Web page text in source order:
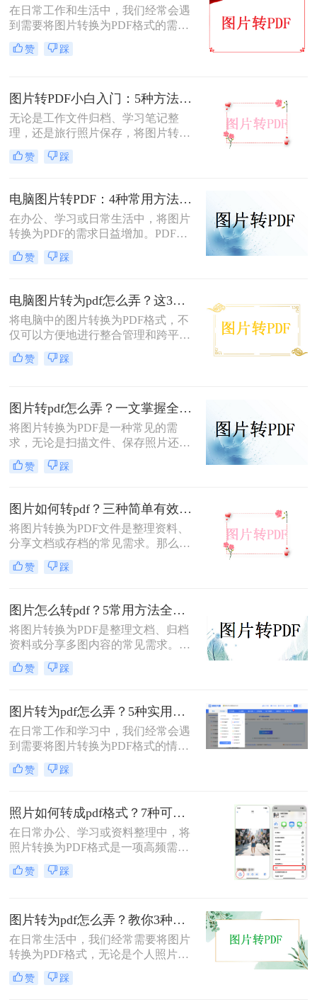
在日常工作和生活中，我们经常会遇
到需要将图片转换为PDF格式的需
求。无论是为了方便存档、分享或打
印，将图片转换为PDF格式是一项很
简便方法来帮助您免费将图片转换为
PDF格式。
赞 踩
图片转PDF小白入门：5种方法从最简单到最专业逐步升级！
无论是工作文件归档、学习笔记整
理，还是旅行照片保存，将图片转换
为PDF都能让内容更规范、更易分
享。那么如何图片转pdf呢？本文提供
5种常用方法，3分钟即可学会！
赞 踩
电脑图片转PDF：4种常用方法按Windows和Mac系统分别推荐！
在办公、学习或日常生活中，将图片
转换为PDF的需求日益增加。PDF格
式因其跨平台兼容性、可编辑性和安
全性，成为文档分享和存储的首选。
作系统自带工具、专业软件及在线服
务，帮助您高效完成图片到PDF的转
换。
赞 踩
电脑图片转为pdf怎么弄？这3种方法值得尝试！
将电脑中的图片转换为PDF格式，不
仅可以方便地进行整合管理和跨平台
查看，还能有效保护图片的原始质量
和隐私信息。那么电脑图片转为pdf怎
片到PDF的转换。
赞 踩
图片转pdf怎么弄？一文掌握全平台方法！
将图片转换为PDF是一种常见的需
求，无论是扫描文件、保存照片还是
整理资料，PDF格式都能更好地保证
内容的完整性和兼容性。那么图片转
机、在线工具等多种转换方法，总有
一种适合你！
赞 踩
图片如何转pdf？三种简单有效的方法分享！
将图片转换为PDF文件是整理资料、
分享文档或存档的常见需求。那么图
片如何转pdf呢？本文将介绍三种简单
有效的方法，助您快速完成转换。
赞 踩
图片怎么转pdf？5常用方法全攻略！
将图片转换为PDF是整理文档、归档
资料或分享多图内容的常见需求。那
么图片怎么转pdf呢？本文系统梳理5
类主流方法，助你快速实现图片转
赞 踩
图片转为pdf怎么弄？5种实用转换方法详解！
在日常工作和学习中，我们经常会遇
到需要将图片转换为PDF格式的情
况。无论是整理证件照片、制作电子
相册，还是将扫描的文档统一格式，
掌握的基本技能。PDF格式具有跨平
台兼容性好、文件体积相对较小、易
于分享等优点，因此成为文档处理的
首选格式。本文将详细介绍5种实用
的图片转PDF方法，帮助您快速解决
转换需求。
赞 踩
照片如何转成pdf格式？7种可靠方法详解！
在日常办公、学习或资料整理中，将
照片转换为PDF格式是一项高频需
求。无论是扫描的合同、手写笔记，
还是拍摄的证件、课件，统一的PDF
择高效、安全且无需付费的方法？本
文将基于实际使用经验，为您梳理7
种照片如何转成PDF格式的实用方
方式，帮助您根据场景灵活选用。
赞 踩
图片转为pdf怎么弄？教你3种常用转换方法！
在日常生活中，我们经常需要将图片
转换为PDF格式，无论是个人照片管
理、证件扫描，还是商业和行政领域
的文档整理、合同协议，这种转换都
赞 踩